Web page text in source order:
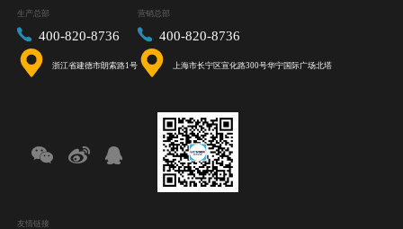
生产总部
400-820-8736
浙江省建德市朗索路1号
营销总部
400-820-8736
上海市长宁区宣化路300号华宁国际广场北塔
友情链接